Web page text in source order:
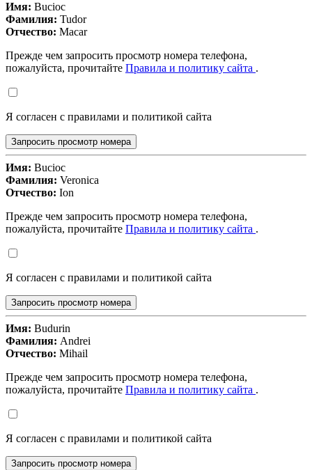
Имя: Bucioc
Фамилия: Tudor
Отчество: Macar
Прежде чем запросить просмотр номера телефона,
пожалуйста, прочитайте Правила и политику сайта .
Я согласен с правилами и политикой сайта
Запросить просмотр номера
Имя: Bucioc
Фамилия: Veronica
Отчество: Ion
Прежде чем запросить просмотр номера телефона,
пожалуйста, прочитайте Правила и политику сайта .
Я согласен с правилами и политикой сайта
Запросить просмотр номера
Имя: Budurin
Фамилия: Andrei
Отчество: Mihail
Прежде чем запросить просмотр номера телефона,
пожалуйста, прочитайте Правила и политику сайта .
Я согласен с правилами и политикой сайта
Запросить просмотр номера